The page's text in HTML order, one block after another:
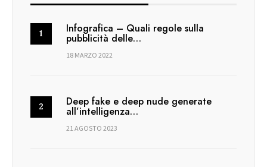
Infografica – Quali regole sulla
pubblicità delle…
18 MARZO 2022
Deep fake e deep nude generate
all’intelligenza…
21 AGOSTO 2023